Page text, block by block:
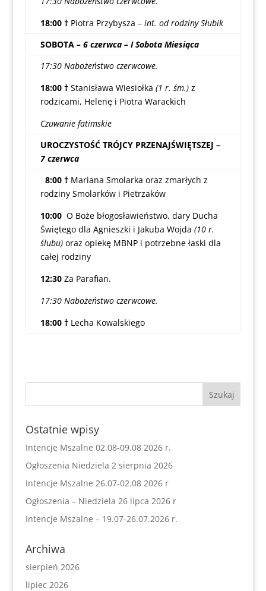
18:00 † Piotra Przybysza – int. od rodziny Słubik
SOBOTA – 6 czerwca – I Sobota Miesiąca
17:30 Nabożeństwo czerwcowe.
18:00 † Stanisława Wiesiołka (1 r. śm.)z
rodzicami, Helenę i Piotra Warackich
Czuwanie fatimskie
UROCZYSTOŚĆ TRÓJCY PRZENAJŚWIĘTSZEJ –
7 czerwca
8:00 † Mariana Smolarka oraz zmarłych z
rodziny Smolarków i Pietrzaków
10:00 O Boże błogosławieństwo, dary Ducha
Świętego dla Agnieszki i Jakuba Wojda (10 r.
ślubu)oraz opiekę MBNP i potrzebne łaski dla
całej rodziny
12:30Za Parafian.
17:30 Nabożeństwo czerwcowe.
18:00 † Lecha Kowalskiego
Ostatnie wpisy
Intencje Mszalne 02.08-09.08 2026 r.
Ogłoszenia Niedziela 2 sierpnia 2026
Intencje Mszalne 26.07-02.08 2026 r
Ogłoszenia – Niedziela 26 lipca 2026 r
Intencje Mszalne – 19.07-26.07.2026 r.
Archiwa
sierpień 2026
lipiec 2026